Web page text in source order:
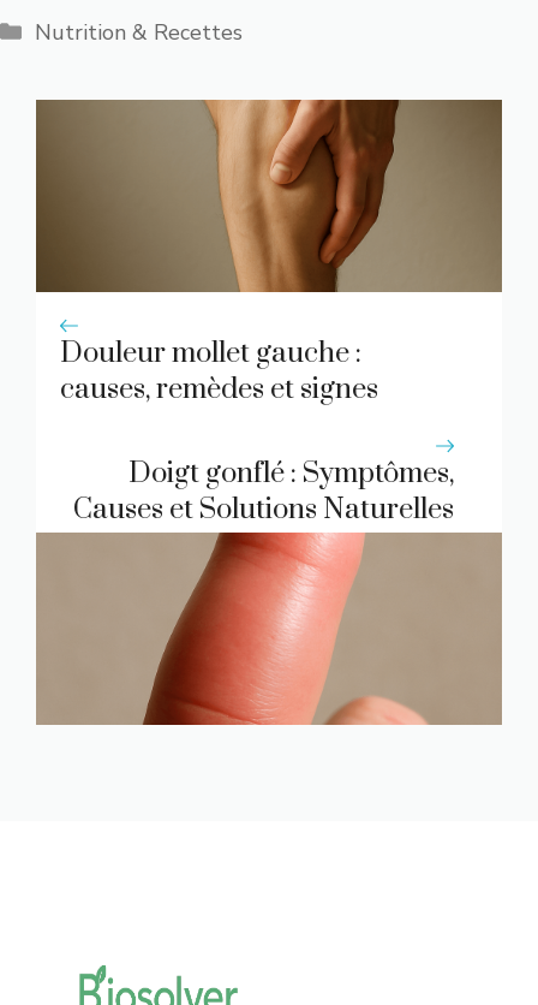
Catégories
Nutrition & Recettes
Douleur mollet gauche :
causes, remèdes et signes
Doigt gonflé : Symptômes,
Causes et Solutions Naturelles